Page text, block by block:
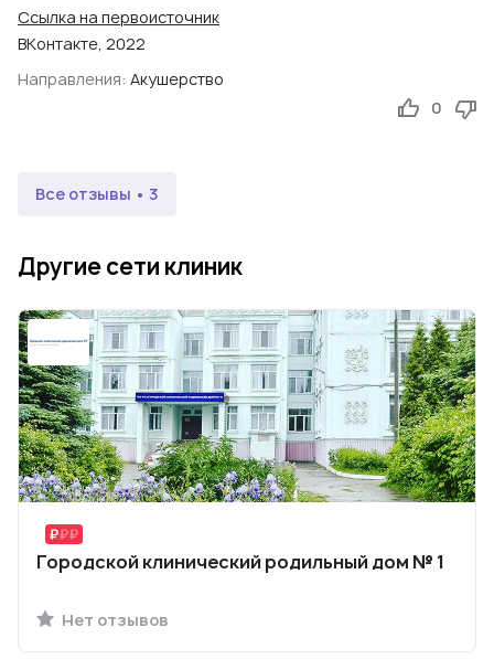
Ссылка на первоисточник
ВКонтакте, 2022
Направления: Акушерство
0
Все отзывы • 3
Другие сети клиник
Городской клинический родильный дом № 1
Нет отзывов